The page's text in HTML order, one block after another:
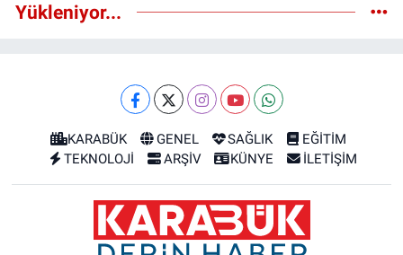
Yükleniyor...
KARABÜK GENEL SAĞLIK
EĞİTİM
TEKNOLOJİ
ARŞİV KÜNYE İLETİŞİM